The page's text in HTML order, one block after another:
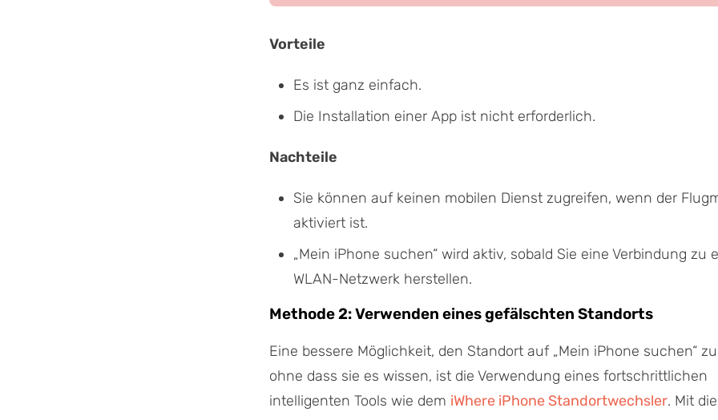
Vorteile
Es ist ganz einfach.
Die Installation einer App ist nicht erforderlich.
Nachteile
Sie können auf keinen mobilen Dienst zugreifen, wenn der
aktiviert ist.
„Mein iPhone suchen“ wird aktiv, sobald Sie eine Verbindung zu
WLAN-Netzwerk herstellen.
Methode 2: Verwenden eines gefälschten Standorts
Eine bessere Möglichkeit, den Standort auf „Mein iPhone suchen“
ohne dass sie es wissen, ist die Verwendung eines fortschrittlichen
intelligenten Tools wie dem iWhere iPhone Standortwechsler. Mit